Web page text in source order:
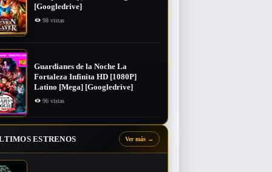
[Googledrive]
98 vistas
Guardianes de la Noche La
Fortaleza Infinita HD [1080P]
Latino [Mega] [Googledrive]
96 vistas
ESTRENOS Ver más →